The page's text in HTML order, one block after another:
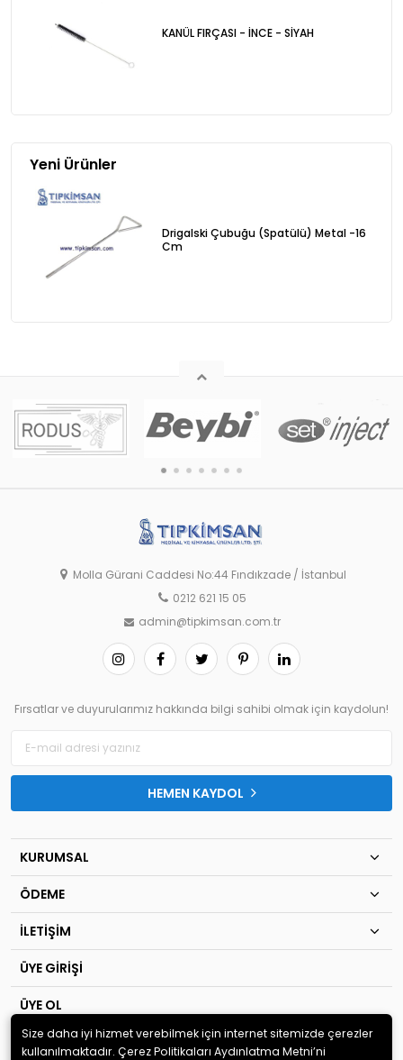
KANÜL FIRÇASI - İNCE - SİYAH
Yeni Ürünler
Drigalski Çubuğu (Spatülü) Metal -16
Cm
Molla Gürani Caddesi No:44 Fındıkzade / İstanbul
0212 621 15 05
admin@tipkimsan.com.tr
Fırsatlar ve duyurularımız hakkında bilgi sahibi olmak için kaydolun!
HEMEN KAYDOL
KURUMSAL
ÖDEME
İLETİŞİM
ÜYE GİRİŞİ
ÜYE OL
© 2020 TIP KİM SAN Ltd.Şti . Tüm hakları saklıdır.
Size daha iyi hizmet verebilmek için internet sitemizde çerezler
kullanılmaktadır. Çerez Politikaları Aydınlatma Metni’ni